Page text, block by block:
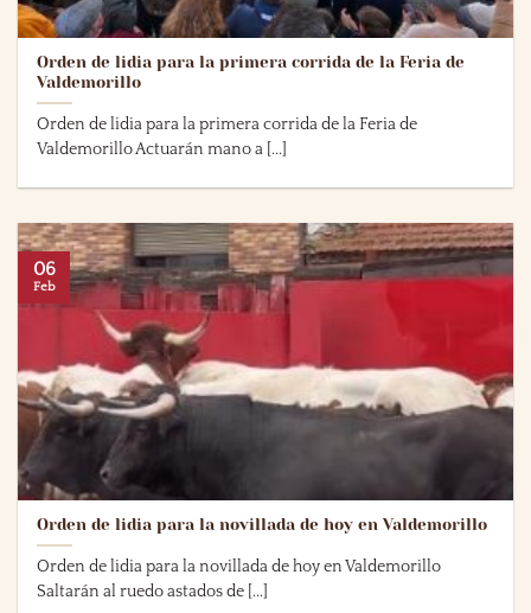
Orden de lidia para la primera corrida de la Feria de
Valdemorillo
Orden de lidia para la primera corrida de la Feria de
Valdemorillo Actuarán mano a [...]
Orden de lidia para la novillada de hoy en Valdemorillo
Orden de lidia para la novillada de hoy en Valdemorillo
Saltarán al ruedo astados de [...]
06
Feb